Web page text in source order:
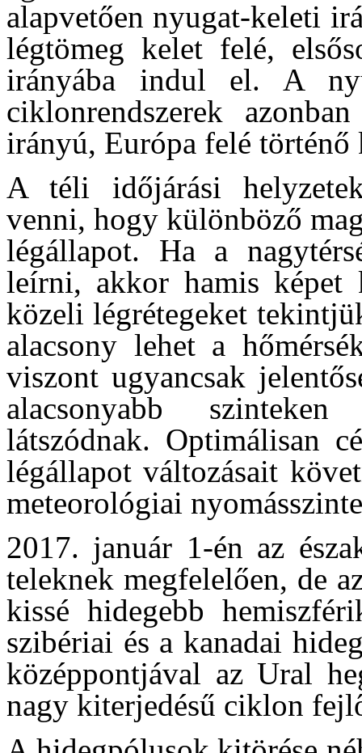
alapvetően nyugat-keleti
légtömeg kelet felé,
irányába indul el. A
ciklonrendszerek
irányú, Európa felé történő
A téli időjárási
venni, hogy különböző
légállapot. Ha a
leírni, akkor hamis képet
közeli légrétegeket
alacsony lehet a
viszont ugyancsak
alacsonyabb
látszódnak. Optimálisan
légállapot változásait
meteorológiai
2017. január 1-én az
teleknek megfelelően, de
kissé hidegebb
szibériai és a kanadai
középpontjával az Ural
nagy kiterjedésű ciklon